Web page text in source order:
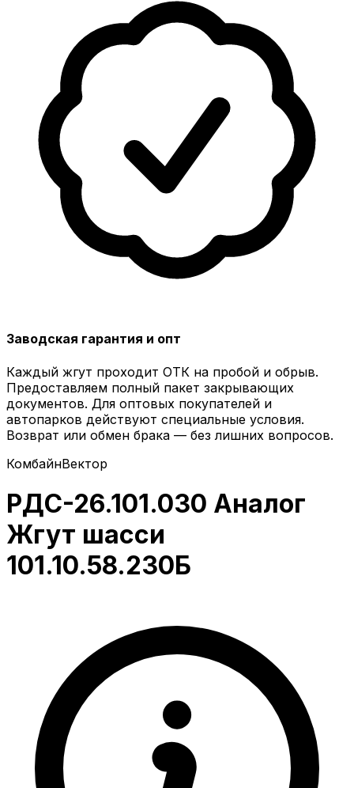
Заводская гарантия и опт
Каждый жгут проходит ОТК на пробой и обрыв.
Предоставляем полный пакет закрывающих
документов. Для оптовых покупателей и
автопарков действуют специальные условия.
Возврат или обмен брака — без лишних вопросов.
КомбайнВектор
РДС-26.101.030 Аналог
Жгут шасси
101.10.58.230Б